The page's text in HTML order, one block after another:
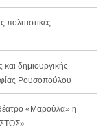
δημιουργικής
Ρουσοπούλου
«Μαρούλα» η